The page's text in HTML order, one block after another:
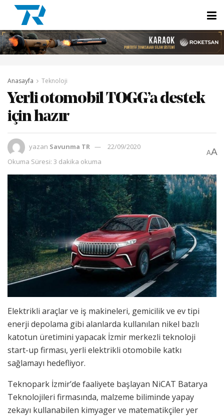
Anasayfa Teknoloji
Yerli otomobil TOGG’a destek
için hazır
yazan Savunma TR
22/09/2020
Okuma Süresi: 3 dakika okuma
AA
Elektrikli araçlar ve iş makineleri, gemicilik ve ev tipi
enerji depolama gibi alanlarda kullanılan nikel bazlı
katotun üretimini yapacak İzmir merkezli teknoloji
start-up firması, yerli elektrikli otomobile katkı
sağlamayı hedefliyor.
Teknopark İzmir’de faaliyete başlayan NiCAT Batarya
Teknolojileri firmasında, malzeme biliminde yapay
zekayı kullanabilen kimyager ve matematikçiler yer